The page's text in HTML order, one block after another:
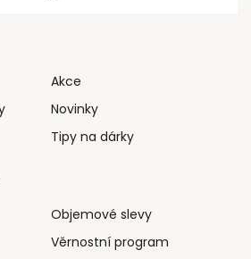
Akce
Novinky
Tipy na dárky
Objemové slevy
Věrnostní program